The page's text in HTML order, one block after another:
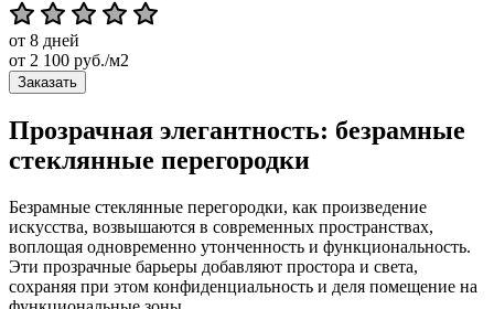
от 8 дней
от 2 100 руб./м2
Заказать
Прозрачная элегантность: безрамные
стеклянные перегородки
Безрамные стеклянные перегородки, как произведение
искусства, возвышаются в современных пространствах,
воплощая одновременно утонченность и функциональность.
Эти прозрачные барьеры добавляют простора и света,
сохраняя при этом конфиденциальность и деля помещение на